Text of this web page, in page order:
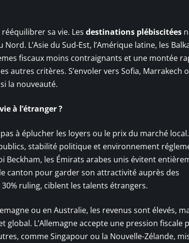
sa vie. Les destinations plébiscitées
L’Asie du Sud-Est, l’Amérique latine, les
fiscaux moins contraignants et une montée
autres critères. S’envoler vers Sofia, Marrakech
la nouveauté.
à l’étranger ?
à éplucher les loyers ou le prix du marché
stabilité politique et environnement
Beckham, les Émirats arabes unis évitent
canton pour garder son attractivité auprès des
ruling, ciblent les talents étrangers.
ou en Australie, les revenus sont élevés,
L’Allemagne accepte une pression fiscale
comme Singapour ou la Nouvelle-Zélande,